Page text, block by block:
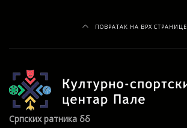
ПОВРАТАК НА ВРХ СТРАНИЦЕ
Српских ратника бб